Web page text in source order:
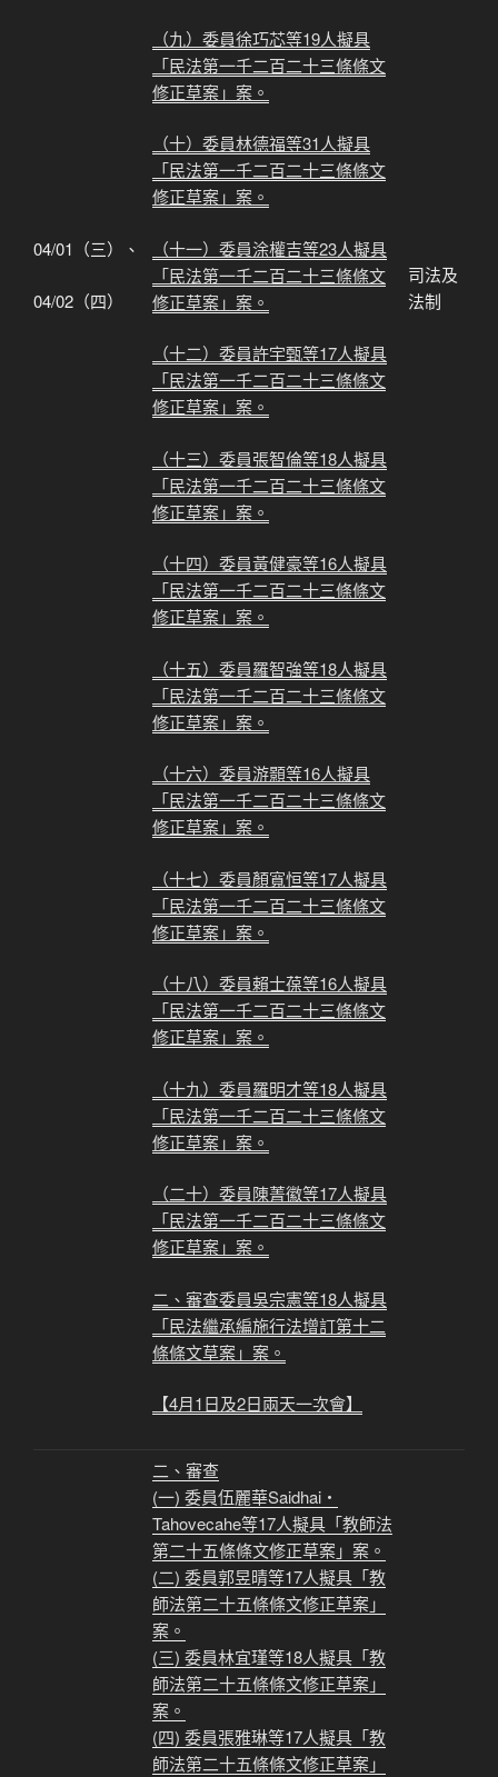
04/01（三）、
04/02（四）
（九）委員徐巧芯等19人擬具
「民法第一千二百二十三條條文
修正草案」案。
（十）委員林德福等31人擬具
「民法第一千二百二十三條條文
修正草案」案。
（十一）委員涂權吉等23人擬具
「民法第一千二百二十三條條文
修正草案」案。
（十二）委員許宇甄等17人擬具
「民法第一千二百二十三條條文
修正草案」案。
（十三）委員張智倫等18人擬具
「民法第一千二百二十三條條文
修正草案」案。
（十四）委員黃健豪等16人擬具
「民法第一千二百二十三條條文
修正草案」案。
（十五）委員羅智強等18人擬具
「民法第一千二百二十三條條文
修正草案」案。
（十六）委員游顥等16人擬具
「民法第一千二百二十三條條文
修正草案」案。
（十七）委員顏寬恒等17人擬具
「民法第一千二百二十三條條文
修正草案」案。
（十八）委員賴士葆等16人擬具
「民法第一千二百二十三條條文
修正草案」案。
（十九）委員羅明才等18人擬具
「民法第一千二百二十三條條文
修正草案」案。
（二十）委員陳菁徽等17人擬具
「民法第一千二百二十三條條文
修正草案」案。
二、審查委員吳宗憲等18人擬具
「民法繼承編施行法增訂第十二
條條文草案」案。
【4月1日及2日兩天一次會】
司法及
法制
二、審查
(一) 委員伍麗華Saidhai‧
Tahovecahe等17人擬具「教師法
第二十五條條文修正草案」案。
(二) 委員郭昱晴等17人擬具「教
師法第二十五條條文修正草案」
案。
(三) 委員林宜瑾等18人擬具「教
師法第二十五條條文修正草案」
案。
(四) 委員張雅琳等17人擬具「教
師法第二十五條條文修正草案」